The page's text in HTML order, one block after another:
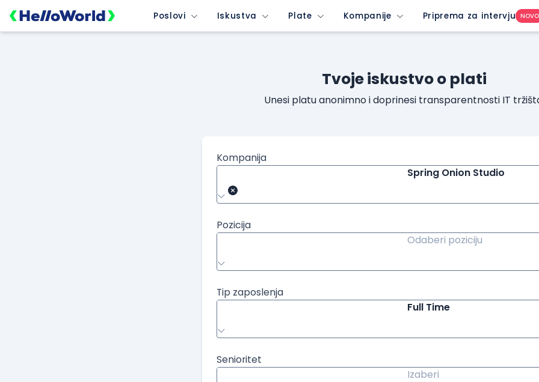
Poslovi Iskustva Plate Kompanije Priprema za intervju NOVO
Tvoje iskustvo o plati
Unesi platu anonimno i doprinesi transparentnosti IT
Kompanija
Spring Onion Studio
Pozicija
Odaberi poziciju
Tip zaposlenja
Full Time
Senioritet
Izaberi